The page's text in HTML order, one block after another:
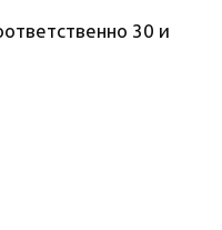
30 и